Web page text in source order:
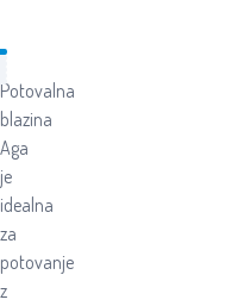
Potovalna
blazina
Aga
je
idealna
za
potovanje
z